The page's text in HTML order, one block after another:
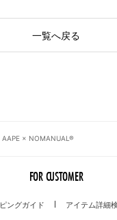
一覧へ戻る
AAPE × NOMANUAL®︎
FOR CUSTOMER
ングガイド アイテム詳細